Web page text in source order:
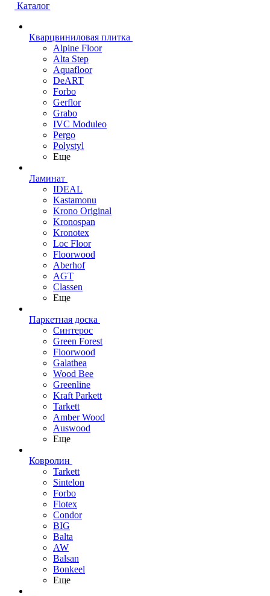
Каталог
Кварцвиниловая плитка
Alpine Floor
Alta Step
Aquafloor
DeART
Forbo
Gerflor
Grabo
IVC Moduleo
Pergo
Polystyl
Еще
Ламинат
IDEAL
Kastamonu
Krono Original
Kronospan
Kronotex
Loc Floor
Floorwood
Aberhof
AGT
Classen
Еще
Паркетная доска
Синтерос
Green Forest
Floorwood
Galathea
Wood Bee
Greenline
Kraft Parkett
Tarkett
Amber Wood
Auswood
Еще
Ковролин
Tarkett
Sintelon
Forbo
Flotex
Condor
BIG
Balta
AW
Balsan
Bonkeel
Еще